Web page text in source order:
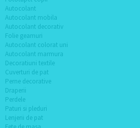
Autocolant
Autocolant mobila
Autocolant decorativ
Folie geamuri
Autocolant colorat uni
Autocolant marmura
Decoratiuni textile
Cuverturi de pat
Perne decorative
Draperii
Perdele
Paturi si pleduri
Lenjerii de pat